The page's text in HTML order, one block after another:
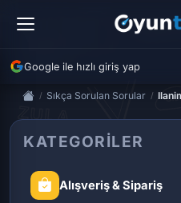
Google ile hızlı giriş yap
Sıkça Sorulan Sorular
KATEGORILER
Alışveriş & Sipariş